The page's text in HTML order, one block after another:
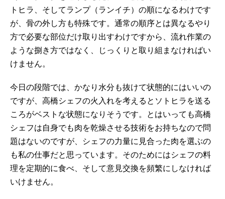
トヒラ、そしてランプ（ランイチ）の順になるわけです
が、骨の外し方も特殊です。通常の順序とは異なるやり
方で必要な部位だけ取り出すわけですから、流れ作業の
ような捌き方ではなく、じっくりと取り組まなければい
けません。
今日の段階では、かなり水分も抜けて状態的にはいいの
ですが、高橋シェフの火入れを考えるとソトヒラを送る
ころがベストな状態になりそうです。とはいっても高橋
シェフは自身でも肉を乾燥させる技術をお持ちなので問
題はないのですが、シェフの力量に見合った肉を選ぶの
も私の仕事だと思っています。そのためにはシェフの料
理を定期的に食べ、そして意見交換を頻繁にしなければ
いけません。